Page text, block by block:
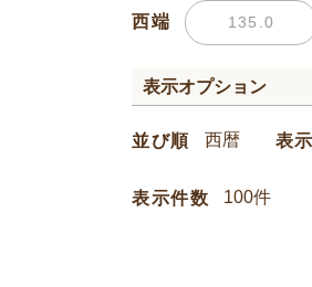
西端
表示オプション
並び順 表
表示件数